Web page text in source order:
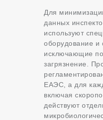
Для
данных
используют
оборудование и
исключающие
загрязнение.
ЕАЭС, а для
включая
действуют